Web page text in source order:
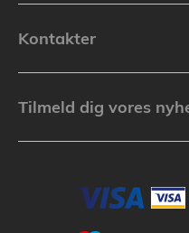
Kontakter
Tilmeld dig vores